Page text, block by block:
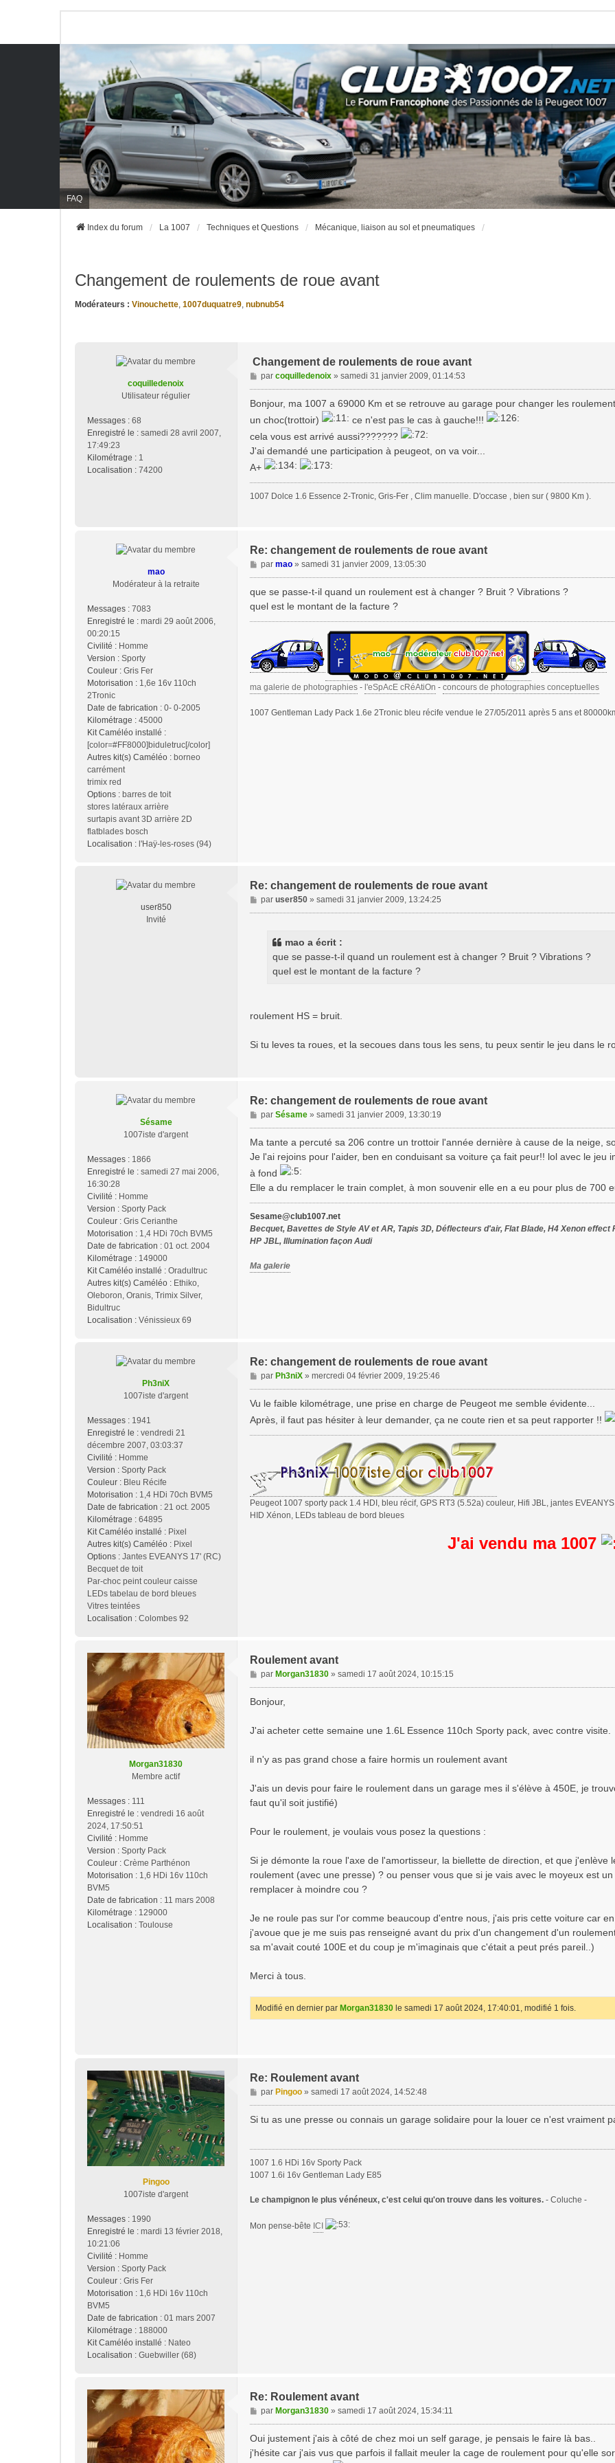
FAQ
Index du forum La 1007 Techniques et Questions Mécanique, liaison au sol et pneumatiques
Changement de roulements de roue avant
Modérateurs : Vinouchette, 1007duquatre9, nubnub54
coquilledenoix
Utilisateur régulier
Messages : 68
Enregistré le : samedi 28 avril 2007,
17:49:23
Kilométrage : 1
Localisation : 74200
Changement de roulements de roue avant
M
e
s
a
g
e
par coquilledenoix» samedi 31 janvier 2009, 01:14:53
Bonjour, ma 1007 a 69000 Km et se retrouve au garage pour changer les
un choc(trottoir)
ce n'est pas le cas à gauche!!!
cela vous est arrivé aussi???????
J'ai demandé une participation à peugeot, on va voir...
A+
1007 Dolce 1.6 Essence 2-Tronic, Gris-Fer , Clim manuelle. D'occase , bien sur ( 9800 Km ).
mao
Modérateur à la retraite
Messages : 7083
Enregistré le : mardi 29 août 2006,
00:20:15
Civilité : Homme
Version : Sporty
Couleur : Gris Fer
Motorisation : 1,6e 16v 110ch
2Tronic
Date de fabrication : 0- 0-2005
Kilométrage : 45000
Kit Caméléo installé :
[color=#FF8000]biduletruc[/color]
Autres kit(s) Caméléo : borneo
carrément
trimix red
Options : barres de toit
stores latéraux arrière
surtapis avant 3D arrière 2D
flatblades bosch
Localisation : l'Haÿ-les-roses (94)
Re: changement de roulements de roue avant
M
e
s
par mao» samedi 31 janvier 2009, 13:05:30
que se passe-t-il quand un roulement est à changer ? Bruit ? Vibrations ?
quel est le montant de la facture ?
ma galerie de photographies - l'eSpAcE cRéAtiOn - concours de photographies conceptuelles
1007 Gentleman Lady Pack 1.6e 2Tronic bleu récife vendue le 27/05/2011 après 5 ans et
user850
Invité
Re: changement de roulements de roue avant
M
e
par user850» samedi 31 janvier 2009, 13:24:25
mao a écrit :
que se passe-t-il quand un roulement est à changer ? Bruit ? Vibrations ?
quel est le montant de la facture ?
roulement HS = bruit.
Si tu leves ta roues, et la secoues dans tous les sens, tu peux sentir le jeu dans le
Sésame
1007iste d'argent
Messages : 1866
Enregistré le : samedi 27 mai 2006,
16:30:28
Civilité : Homme
Version : Sporty Pack
Couleur : Gris Cerianthe
Motorisation : 1,4 HDi 70ch BVM5
Date de fabrication : 01 oct. 2004
Kilométrage : 149000
Kit Caméléo installé : Oradultruc
Autres kit(s) Caméléo : Ethiko,
Oleboron, Oranis, Trimix Silver,
Bidultruc
Localisation : Vénissieux 69
Re: changement de roulements de roue avant
M
e
s
g
e
par Sésame» samedi 31 janvier 2009, 13:30:19
Ma tante a percuté sa 206 contre un trottoir l'année dernière à cause de la neige,
Je l'ai rejoins pour l'aider, ben en conduisant sa voiture ça fait peur!! lol avec le jeu
à fond
Elle a du remplacer le train complet, à mon souvenir elle en a eu pour plus de 700
Sesame@club1007.net
Becquet, Bavettes de Style AV et AR, Tapis 3D, Déflecteurs d'air, Flat Blade, H4 Xenon effect
HP JBL, Illumination façon Audi
Ma galerie
Ph3niX
1007iste d'argent
Messages : 1941
Enregistré le : vendredi 21
décembre 2007, 03:03:37
Civilité : Homme
Version : Sporty Pack
Couleur : Bleu Récife
Motorisation : 1,4 HDi 70ch BVM5
Date de fabrication : 21 oct. 2005
Kilométrage : 64895
Kit Caméléo installé : Pixel
Autres kit(s) Caméléo : Pixel
Options : Jantes EVEANYS 17' (RC)
Becquet de toit
Par-choc peint couleur caisse
LEDs tabelau de bord bleues
Vitres teintées
Localisation : Colombes 92
Re: changement de roulements de roue avant
M
e
s
a
g
par Ph3niX» mercredi 04 février 2009, 19:25:46
Vu le faible kilométrage, une prise en charge de Peugeot me semble évidente...
Après, il faut pas hésiter à leur demander, ça ne coute rien et sa peut rapporter !!
Peugeot 1007 sporty pack 1.4 HDI, bleu récif, GPS RT3 (5.52a) couleur, Hifi JBL, jantes
HID Xénon, LEDs tableau de bord bleues
J'ai vendu ma 1007
Morgan31830
Membre actif
Messages : 111
Enregistré le : vendredi 16 août
2024, 17:50:51
Civilité : Homme
Version : Sporty Pack
Couleur : Crème Parthénon
Motorisation : 1,6 HDi 16v 110ch
BVM5
Date de fabrication : 11 mars 2008
Kilométrage : 129000
Localisation : Toulouse
Roulement avant
M
e
s
g
par Morgan31830» samedi 17 août 2024, 10:15:15
Bonjour,
J'ai acheter cette semaine une 1.6L Essence 110ch Sporty pack, avec contre visite.
il n'y as pas grand chose a faire hormis un roulement avant
J'ais un devis pour faire le roulement dans un garage mes il s'élève à 450E, je
faut qu'il soit justifié)
Pour le roulement, je voulais vous posez la questions :
Si je démonte la roue l'axe de l'amortisseur, la biellette de direction, et que j'enlève
roulement (avec une presse) ? ou penser vous que si je vais avec le moyeux est
remplacer à moindre cou ?
Je ne roule pas sur l'or comme beaucoup d'entre nous, j'ais pris cette voiture car
j'avoue que je me suis pas renseigné avant du prix d'un changement d'un
sa m'avait couté 100E et du coup je m'imaginais que c'était a peut prés pareil..)
Merci à tous.
Modifié en dernier par Morgan31830 le samedi 17 août 2024, 17:40:01, modifié 1 fois.
Pingoo
1007iste d'argent
Messages : 1990
Enregistré le : mardi 13 février 2018,
10:21:06
Civilité : Homme
Version : Sporty Pack
Couleur : Gris Fer
Motorisation : 1,6 HDi 16v 110ch
BVM5
Date de fabrication : 01 mars 2007
Kilométrage : 188000
Kit Caméléo installé : Nateo
Localisation : Guebwiller (68)
Re: Roulement avant
M
e
s
e
par Pingoo» samedi 17 août 2024, 14:52:48
Si tu as une presse ou connais un garage solidaire pour la louer ce n'est vraiment
1007 1.6 HDi 16v Sporty Pack
1007 1.6i 16v Gentleman Lady E85
Le champignon le plus vénéneux, c'est celui qu'on trouve dans les voitures. - Coluche -
Mon pense-bête ICI
Re: Roulement avant
M
e
s
par Morgan31830» samedi 17 août 2024, 15:34:11
Oui justement j'ais à côté de chez moi un self garage, je pensais le faire là bas..
j'hésite car j'ais vus que parfois il fallait meuler la cage de roulement pour qu'elle